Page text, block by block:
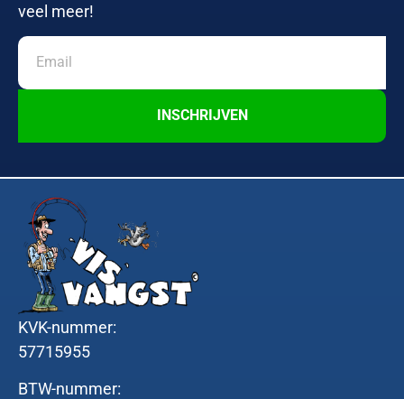
veel meer!
INSCHRIJVEN
KVK-nummer:
57715955
BTW-nummer: